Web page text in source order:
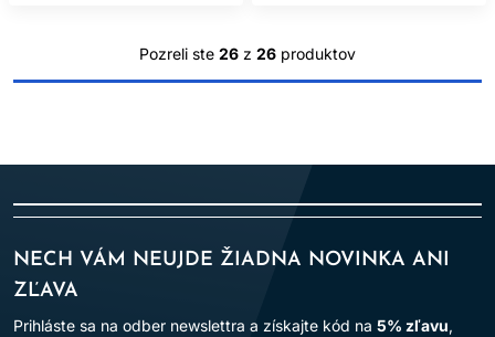
Pozreli ste 26 z 26 produktov
NECH VÁM NEUJDE ŽIADNA NOVINKA ANI
ZĽAVA
Prihláste sa na odber newslettra a získajte kód na 5% zľavu,